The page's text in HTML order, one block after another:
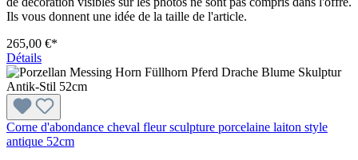
Ils vous donnent une idée de la taille de l'article.
265,00 €*
Détails
Corne d'abondance cheval fleur sculpture porcelaine laiton style
antique 52cm